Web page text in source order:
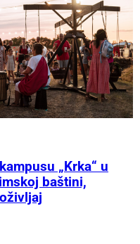
„Krka“ u
baštini,